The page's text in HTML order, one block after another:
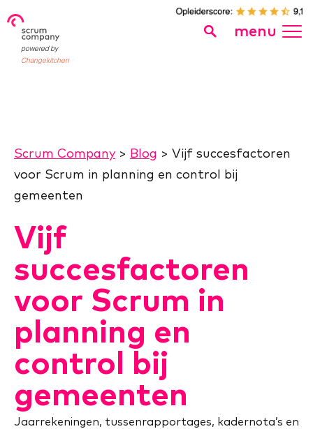
powered by
Changekitchen
menu
Scrum Company> Blog > Vijf succesfactoren
voor Scrum in planning en control bij
gemeenten
Vijf
succesfactoren
voor Scrum in
planning en
control bij
gemeenten
Jaarrekeningen, tussenrapportages, kadernota’s en